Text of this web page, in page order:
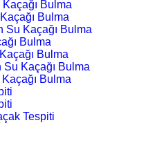
Kaçağı Bulma
Bulma
Su Kaçağı Bulma
Bulma
Bulma
Su Kaçağı Bulma
Bulma
Tespiti